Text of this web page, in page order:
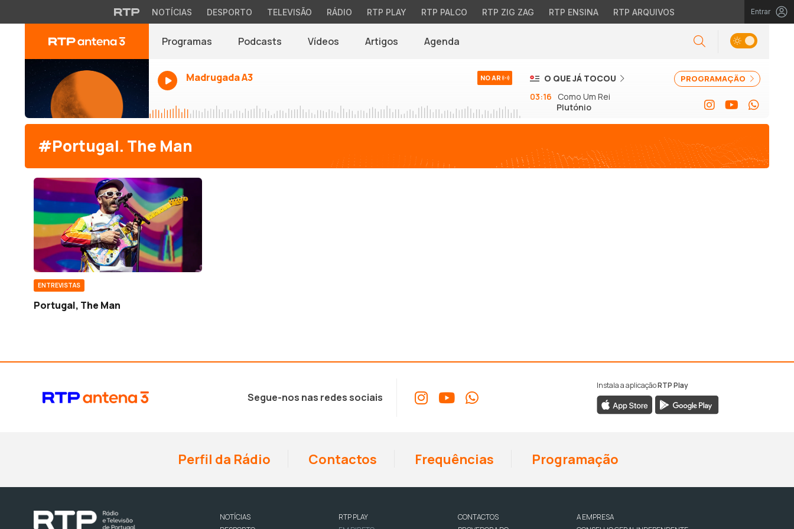
NOTÍCIAS DESPORTO TELEVISÃO RÁDIO RTP PLAY RTP PALCO RTP ZIG ZAG RTP ENSINA RTP ARQUIVOS Entrar
Programas Podcasts Vídeos Artigos Agenda
Madrugada A3 NO AR PROGRAMAÇÃO
O QUE JÁ TOCOU
03:16
Como Um Rei
Plutónio
#Portugal. The Man
ENTREVISTAS
Portugal, The Man
Segue-nos nas redes sociais
Instala a aplicaçãoRTP Play
Perfil da Rádio Contactos Frequências Programação
NOTÍCIAS
RTP PLAY
CONTACTOS
A EMPRESA